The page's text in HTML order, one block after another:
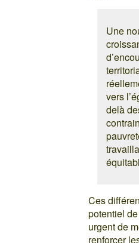
Une
vers
delà
Ces
potentiel
urgent de
renforcer